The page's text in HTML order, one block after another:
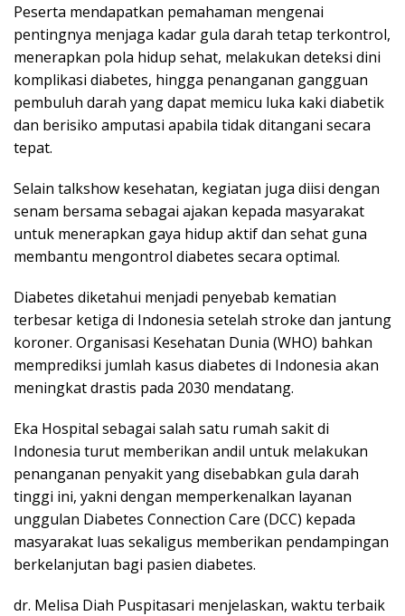
Peserta mendapatkan pemahaman mengenai
pentingnya menjaga kadar gula darah tetap terkontrol,
menerapkan pola hidup sehat, melakukan deteksi dini
komplikasi diabetes, hingga penanganan gangguan
pembuluh darah yang dapat memicu luka kaki diabetik
dan berisiko amputasi apabila tidak ditangani secara
tepat.
Selain talkshow kesehatan, kegiatan juga diisi dengan
senam bersama sebagai ajakan kepada masyarakat
untuk menerapkan gaya hidup aktif dan sehat guna
membantu mengontrol diabetes secara optimal.
Diabetes diketahui menjadi penyebab kematian
terbesar ketiga di Indonesia setelah stroke dan jantung
koroner. Organisasi Kesehatan Dunia (WHO) bahkan
memprediksi jumlah kasus diabetes di Indonesia akan
meningkat drastis pada 2030 mendatang.
Eka Hospital sebagai salah satu rumah sakit di
Indonesia turut memberikan andil untuk melakukan
penanganan penyakit yang disebabkan gula darah
tinggi ini, yakni dengan memperkenalkan layanan
unggulan Diabetes Connection Care (DCC) kepada
masyarakat luas sekaligus memberikan pendampingan
berkelanjutan bagi pasien diabetes.
dr. Melisa Diah Puspitasari menjelaskan, waktu terbaik